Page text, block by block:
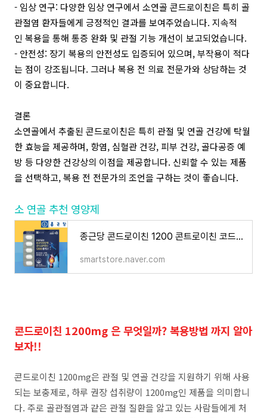
- 임상 연구: 다양한 임상 연구에서 소연골 콘드로이친은 특히 골
관절염 환자들에게 긍정적인 결과를 보여주었습니다. 지속적
인 복용을 통해 통증 완화 및 관절 기능 개선이 보고되었습니다.
- 안전성: 장기 복용의 안전성도 입증되어 있으며, 부작용이 적다
는 점이 강조됩니다. 그러나 복용 전 의료 전문가와 상담하는 것
이 중요합니다.
결론
소연골에서 추출된 콘드로이친은 특히 관절 및 연골 건강에 탁월
한 효능을 제공하며, 항염, 심혈관 건강, 피부 건강, 골다공증 예
방 등 다양한 건강상의 이점을 제공합니다. 신뢰할 수 있는 제품
을 선택하고, 복용 전 전문가의 조언을 구하는 것이 좋습니다.
소 연골 추천 영양제
종근당 콘드로이친 1200 콘트로이친 코드로이친 60정 1개월분 : 무무플러스
smartstore.naver.com
콘드로이친 1200mg 은 무엇일까? 복용방법 까지 알아
보자!!
콘드로이친 1200mg은 관절 및 연골 건강을 지원하기 위해 사용
되는 보충제로, 하루 권장 섭취량이 1200mg인 제품을 의미합니
다. 주로 골관절염과 같은 관절 질환을 앓고 있는 사람들에게 처